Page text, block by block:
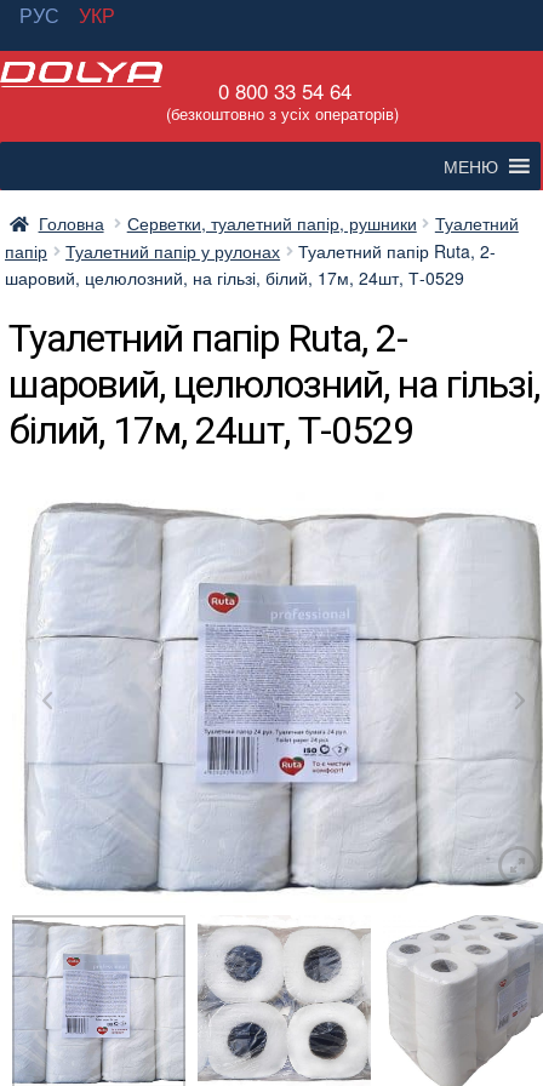
РУС
УКР
Перейти
навігації
Перейти
вмісту
0 800 33 54 64
(безкоштовно з усіх операторів)
МЕНЮ
Головна Серветки, туалетний папір, рушники
Туалетний
папір
Туалетний папір у рулонах
Туалетний папір Ruta, 2-
шаровий, целюлозний, на гільзі, білий, 17м, 24шт, Т-0529
Туалетний папір Ruta, 2-
шаровий, целюлозний, на гільзі,
білий, 17м, 24шт, Т-0529